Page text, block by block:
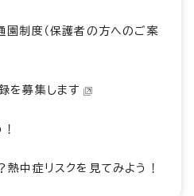
園制度（保護者の方へのご案
を募集します
熱中症リスクを見てみよう！